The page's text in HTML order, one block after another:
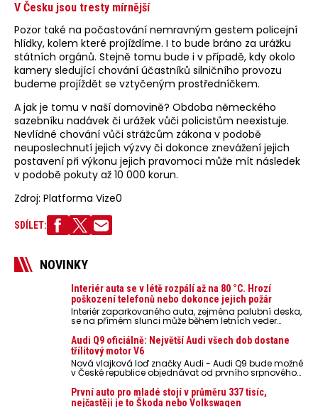
V Česku jsou tresty mírnější
Pozor také na počastování nemravným gestem policejní
hlídky, kolem které projíždíme. I to bude bráno za urážku
státních orgánů. Stejně tomu bude i v případě, kdy okolo
kamery sledující chování účastníků silničního provozu
budeme projíždět se vztyčeným prostředníčkem.
A jak je tomu v naší domovině? Obdoba německého
sazebníku nadávek či urážek vůči policistům neexistuje.
Nevlídné chování vůči strážcům zákona v podobě
neuposlechnutí jejich výzvy či dokonce znevážení jejich
postavení při výkonu jejich pravomoci může mít následek
v podobě pokuty až 10 000 korun.
Zdroj: Platforma Vize0
SDÍLET:
NOVINKY
Interiér auta se v létě rozpálí až na 80 °C. Hrozí
poškození telefonů nebo dokonce jejich požár
Interiér zaparkovaného auta, zejména palubní deska,
se na přímém slunci může během letních veder
nebezpečí pro odložené mobilní telefony, powerbanky
nebo notebooky. Můžou urychlit stárnutí baterií,
poškodit elektroniku a ve výjimečných případech i
zvýšit riziko požáru.
Audi Q9 oficiálně: Největší Audi všech dob dostane
třílitový motor V6
Nová vlajková loď značky Audi - Audi Q9 bude možné
v České republice objednávat od prvního srpnového
První auto pro mladé stojí v průměru 337 tisíc,
nejčastěji je to Škoda nebo Volkswagen